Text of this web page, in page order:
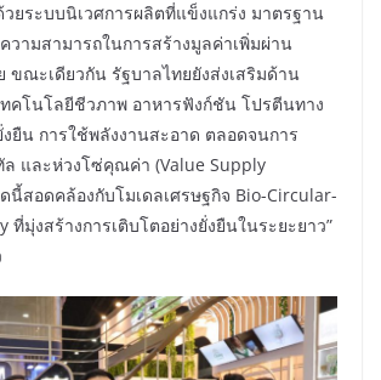
ยระบบนิเวศการผลิตที่แข็งแกร่ง มาตรฐาน
วามสามารถในการสร้างมูลค่าเพิ่มผ่าน
ขณะเดียวกัน รัฐบาลไทยยังส่งเสริมด้าน
ทคโนโลยีชีวภาพ อาหารฟังก์ชัน โปรตีนทาง
งยืน การใช้พลังงานสะอาด ตลอดจนการ
และห่วงโซ่คุณค่า (Value Supply
นี้สอดคล้องกับโมเดลเศรษฐกิจ Bio-Circular-
ที่มุ่งสร้างการเติบโตอย่างยั่งยืนในระยะยาว”